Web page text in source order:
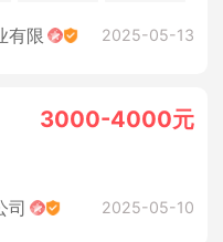
有限 2025-05-13
3000-4000元
司 2025-05-10